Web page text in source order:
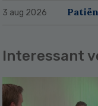
3 aug 2026
Interessant